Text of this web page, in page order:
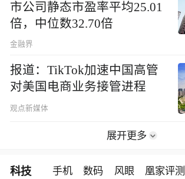
市公司静态市盈率平均25.01
倍，中位数32.70倍
金融界
报道：TikTok加速中国高管
对美国电商业务接管进程
观点新媒体
展开更多
科技 手机 数码 风眼 凰家评测